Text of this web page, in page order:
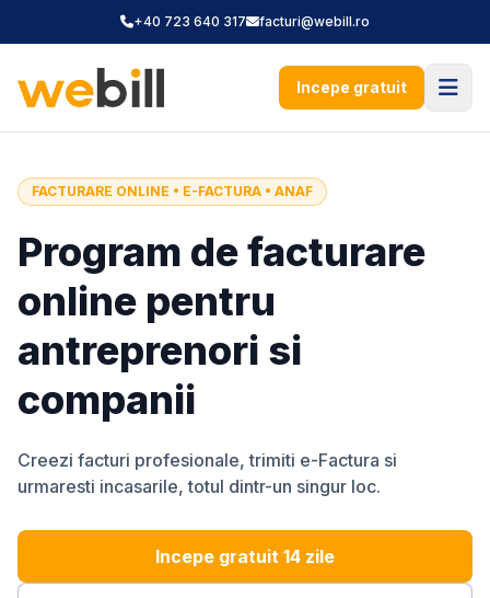
+40 723 640 317 facturi@webill.ro
Incepe gratuit
FACTURARE ONLINE • E-FACTURA • ANAF
Program de facturare
online pentru
antreprenori si
companii
Creezi facturi profesionale, trimiti e-Factura si
urmaresti incasarile, totul dintr-un singur loc.
Incepe gratuit 14 zile